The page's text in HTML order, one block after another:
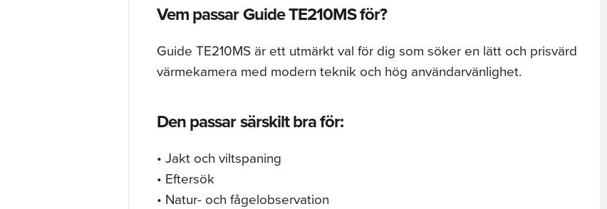
Vem passar Guide TE210MS för?
Guide TE210MS är ett utmärkt val för dig som söker en lätt och prisvärd
värmekamera med modern teknik och hög användarvänlighet.
Den passar särskilt bra för:
• Jakt och viltspaning
• Eftersök
• Natur- och fågelobservation